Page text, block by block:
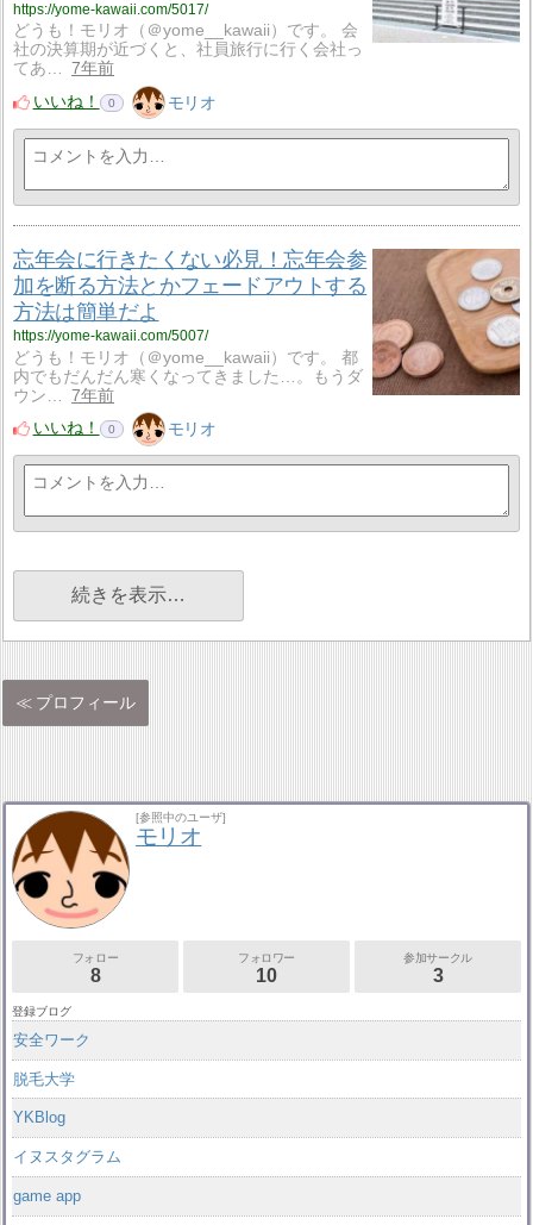
https://yome-kawaii.com/5017/
どうも！モリオ（＠yome__kawaii）です。 会
社の決算期が近づくと、社員旅行に行く会社っ
てあ…
7年前
いいね！
0 モリオ
忘年会に行きたくない必見！忘年会参
加を断る方法とかフェードアウトする
方法は簡単だよ
https://yome-kawaii.com/5007/
どうも！モリオ（＠yome__kawaii）です。 都
内でもだんだん寒くなってきました…。もうダ
ウン…
7年前
いいね！
0 モリオ
続きを表示…
プロフィール
[参照中のユーザ]
モリオ
フォロー
8
フォロワー
10
参加サークル
3
登録ブログ
安全ワーク
脱毛大学
YKBlog
イヌスタグラム
game app